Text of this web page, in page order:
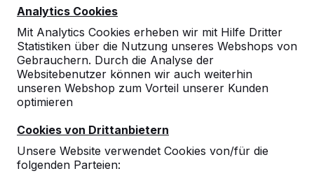
Analytics Cookies
Mit Analytics Cookies erheben wir mit Hilfe Dritter
Statistiken über die Nutzung unseres Webshops von
Gebrauchern. Durch die Analyse der
Websitebenutzer können wir auch weiterhin
unseren Webshop zum Vorteil unserer Kunden
optimieren
Cookies von Drittanbietern
Unsere Website verwendet Cookies von/für die
folgenden Parteien:
und robuste Tischtennisplatte
Gerne wieder
sind sehr hochwertig gefertigt.
Alle Mitarbeiter sind sehr freundlich und